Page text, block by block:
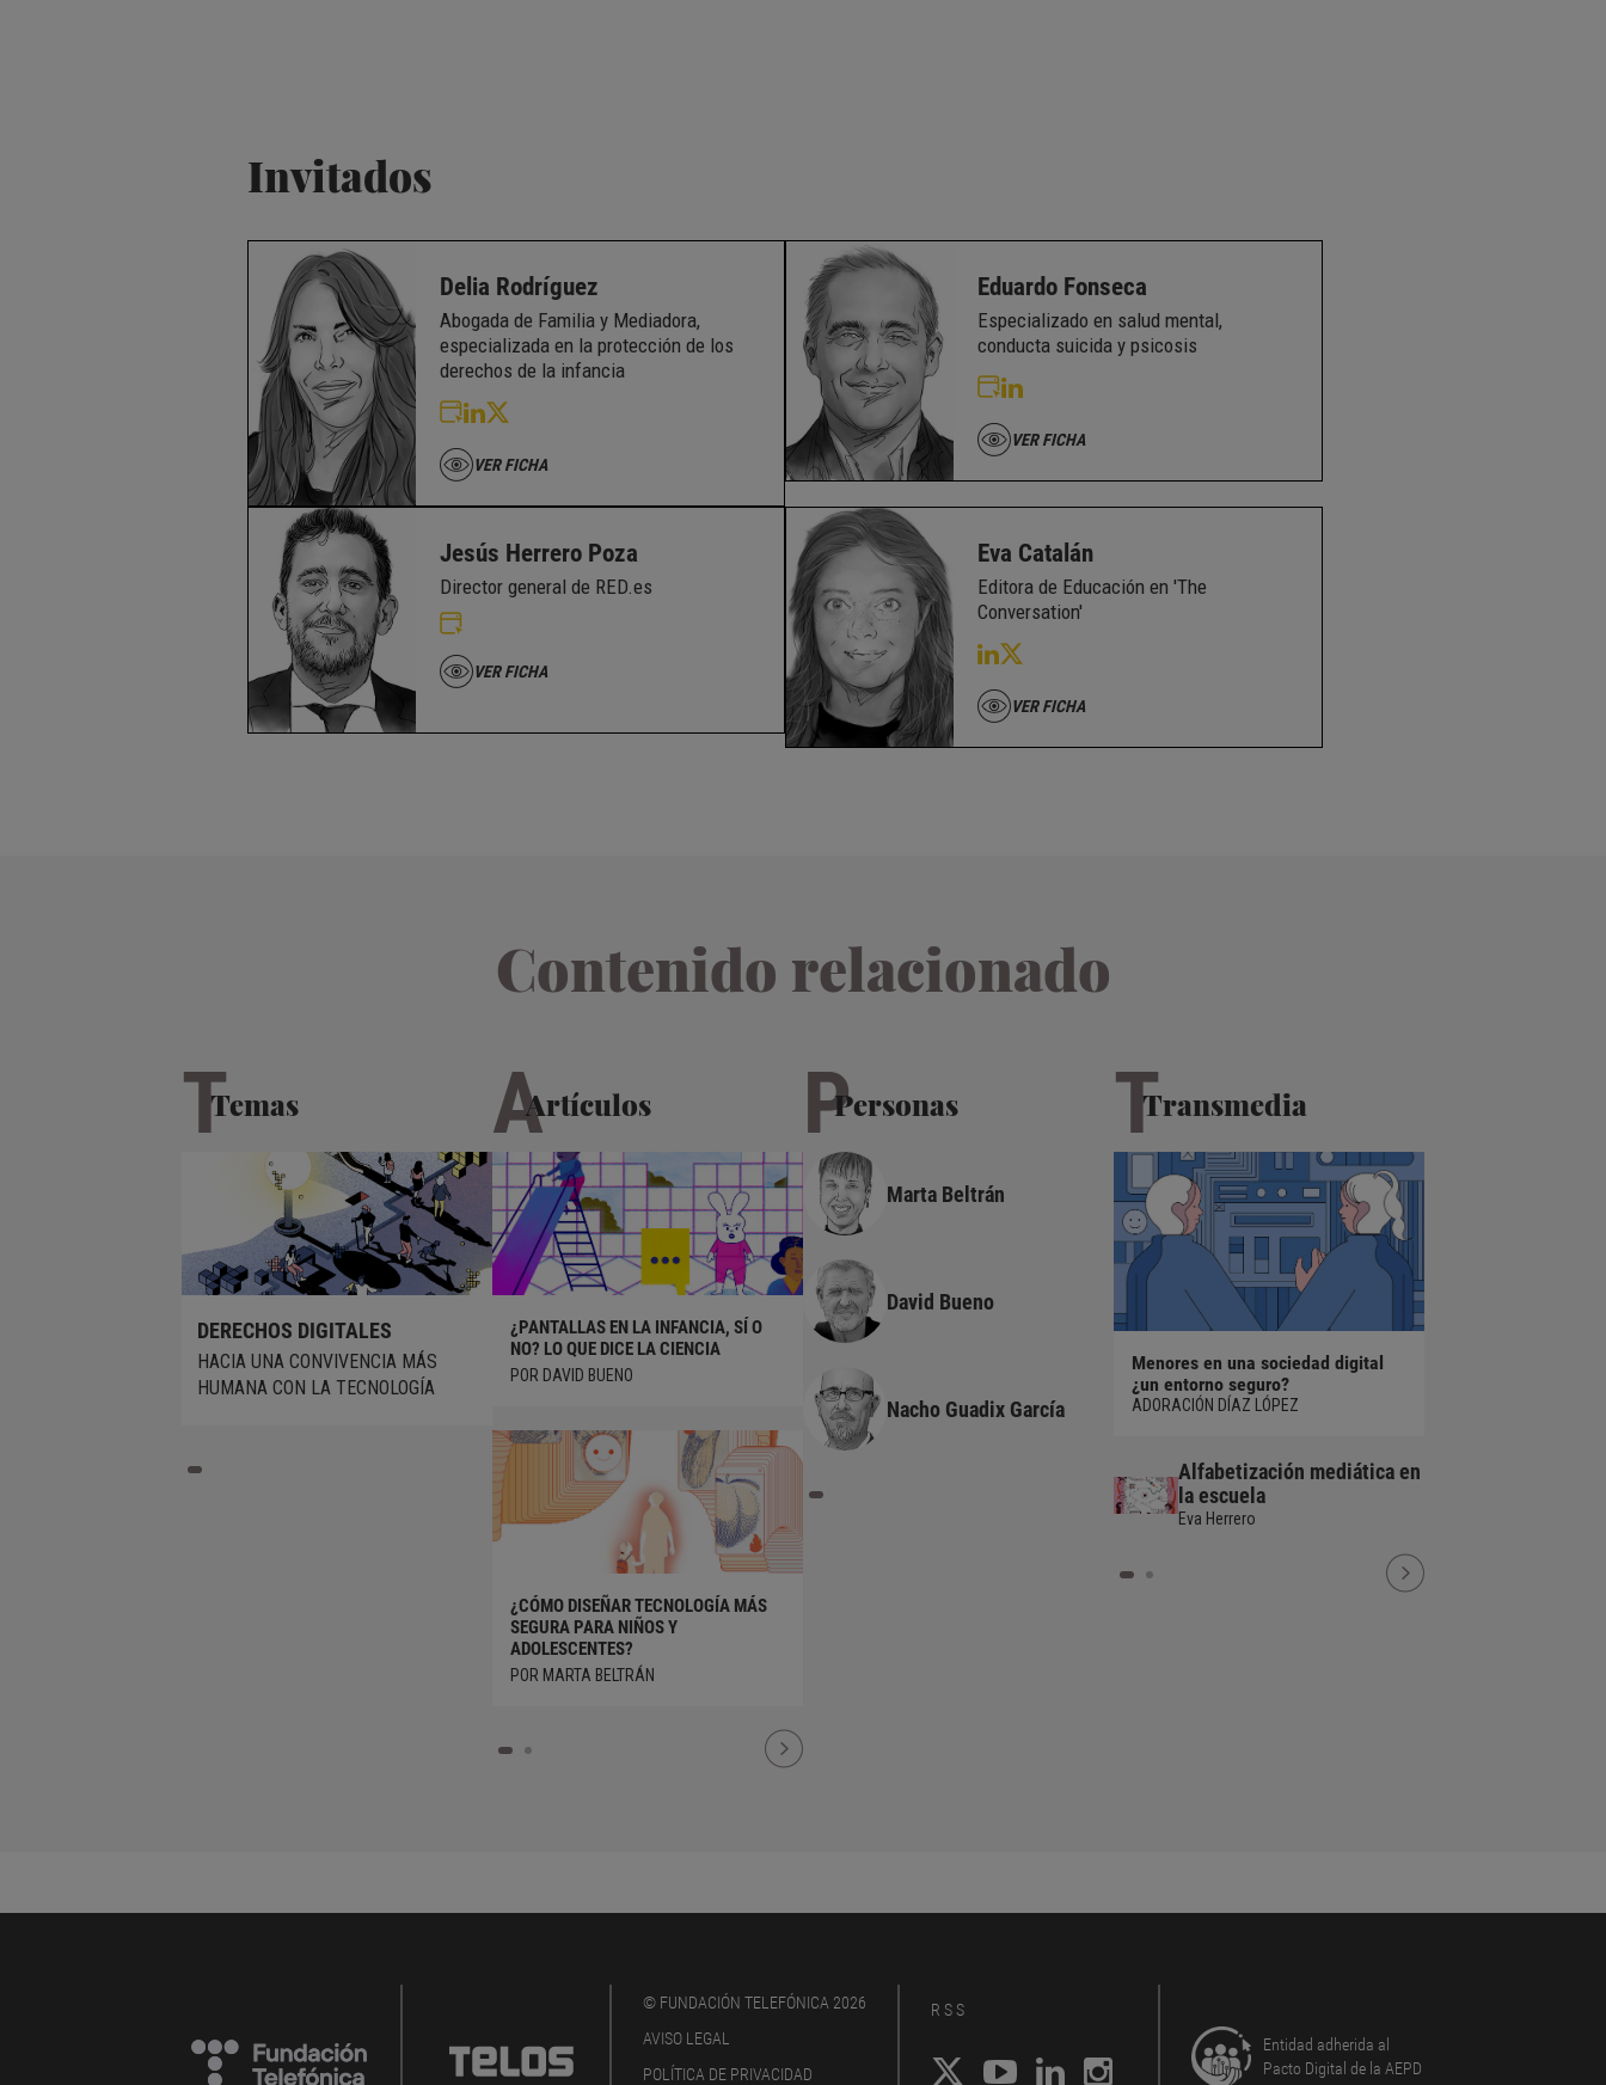
Invitados
Delia Rodríguez
Abogada de Familia y Mediadora,
especializada en la protección de los
derechos de la infancia
VER FICHA
Eduardo Fonseca
Especializado en salud mental,
conducta suicida y psicosis
VER FICHA
Jesús Herrero Poza
Director general de RED.es
VER FICHA
Eva Catalán
Editora de Educación en 'The
Conversation'
VER FICHA
Contenido relacionado
TTemas
DERECHOS DIGITALES
HACIA UNA CONVIVENCIA MÁS
HUMANA CON LA TECNOLOGÍA
AArtículos
LOS DERECHOS DE LA INFANCIA
TAMBIÉN DEBEN GARANTIZARSE EN
INTERNET
POR NACHO GUADIX GARCÍA
¿PANTALLAS EN LA INFANCIA, SÍ O
NO? LO QUE DICE LA CIENCIA
POR DAVID BUENO
¿CÓMO DISEÑAR TECNOLOGÍA MÁS
SEGURA PARA NIÑOS Y
ADOLESCENTES?
POR MARTA BELTRÁN
LOS DERECHOS DE LA INFANCIA
INTERNET
POR NACHO GUADIX GARCÍA
¿PANTALLAS EN LA INFANCIA, SÍ O
POR DAVID BUENO
PPersonas
Marta Beltrán
David Bueno
Nacho Guadix García
TTransmedia
menores?
MARÍA DEL MAR GRANDÍO PÉREZ
Menores en una sociedad digital
¿un entorno seguro?
ADORACIÓN DÍAZ LÓPEZ
Alfabetización mediática en
la escuela
Eva Herrero
© FUNDACIÓN TELEFÓNICA 2026
AVISO LEGAL
POLÍTICA DE PRIVACIDAD
RSS
Entidad adherida al
Pacto Digital de la AEPD